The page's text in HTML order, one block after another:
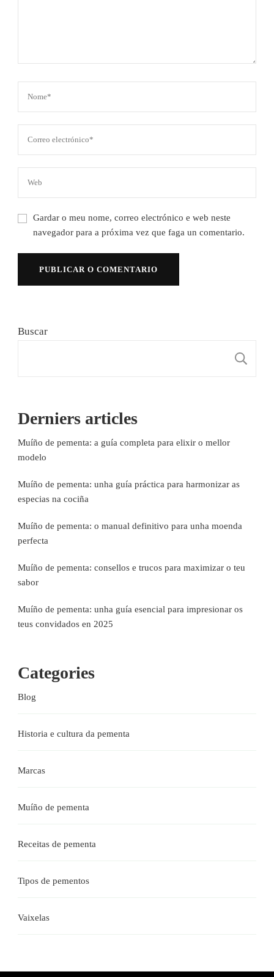
Gardar o meu nome, correo electrónico e web neste
navegador para a próxima vez que faga un comentario.
Buscar
Derniers articles
Muíño de pementa: a guía completa para elixir o mellor
modelo
Muíño de pementa: unha guía práctica para harmonizar as
especias na cociña
Muíño de pementa: o manual definitivo para unha moenda
perfecta
Muíño de pementa: consellos e trucos para maximizar o teu
sabor
Muíño de pementa: unha guía esencial para impresionar os
teus convidados en 2025
Categories
Blog
Historia e cultura da pementa
Marcas
Muíño de pementa
Receitas de pementa
Tipos de pementos
Vaixelas